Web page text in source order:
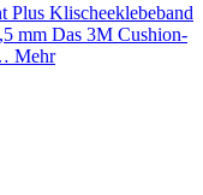
Plus Klischeeklebeband
mm Das 3M Cushion-
Mehr